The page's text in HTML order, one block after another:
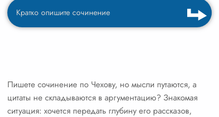
Пишете сочинение по Чехову, но мысли путаются, а
цитаты не складываются в аргументацию? Знакомая
ситуация: хочется передать глубину его рассказов,